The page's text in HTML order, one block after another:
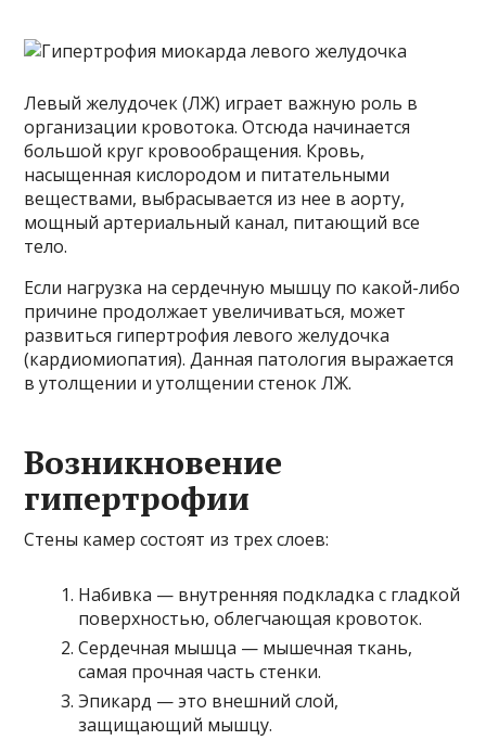
Левый желудочек (ЛЖ) играет важную роль в
организации кровотока. Отсюда начинается
большой круг кровообращения. Кровь,
насыщенная кислородом и питательными
веществами, выбрасывается из нее в аорту,
мощный артериальный канал, питающий все
тело.
Если нагрузка на сердечную мышцу по какой-либо
причине продолжает увеличиваться, может
развиться гипертрофия левого желудочка
(кардиомиопатия). Данная патология выражается
в утолщении и утолщении стенок ЛЖ.
Возникновение
гипертрофии
Стены камер состоят из трех слоев:
Набивка — внутренняя подкладка с гладкой
поверхностью, облегчающая кровоток.
Сердечная мышца — мышечная ткань,
самая прочная часть стенки.
Эпикард — это внешний слой,
защищающий мышцу.